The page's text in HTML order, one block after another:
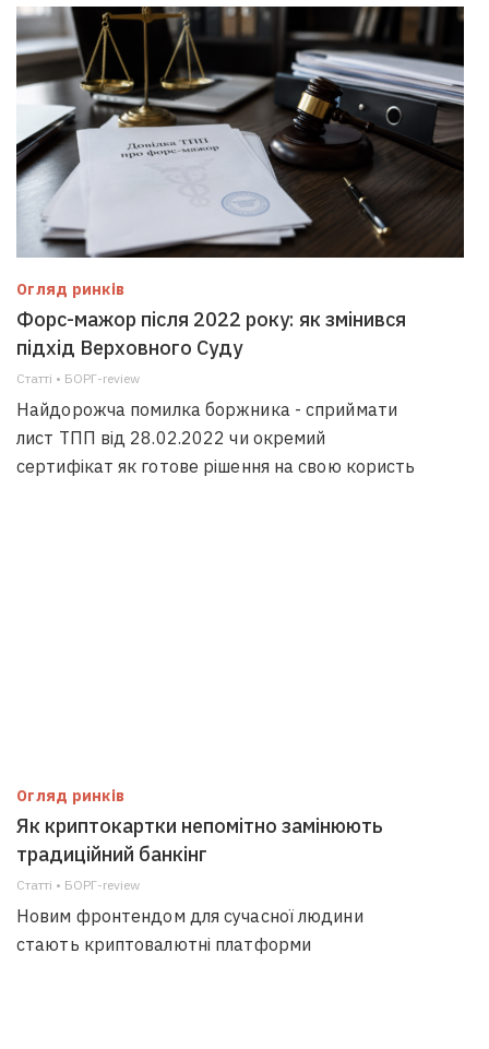
Огляд ринків
Форс-мажор після 2022 року: як змінився
підхід Верховного Суду
Статті • БОРГ-review
Найдорожча помилка боржника - сприймати
лист ТПП від 28.02.2022 чи окремий
сертифікат як готове рішення на свою користь
Огляд ринків
Як криптокартки непомітно замінюють
традиційний банкінг
Статті • БОРГ-review
Новим фронтендом для сучасної людини
стають криптовалютні платформи